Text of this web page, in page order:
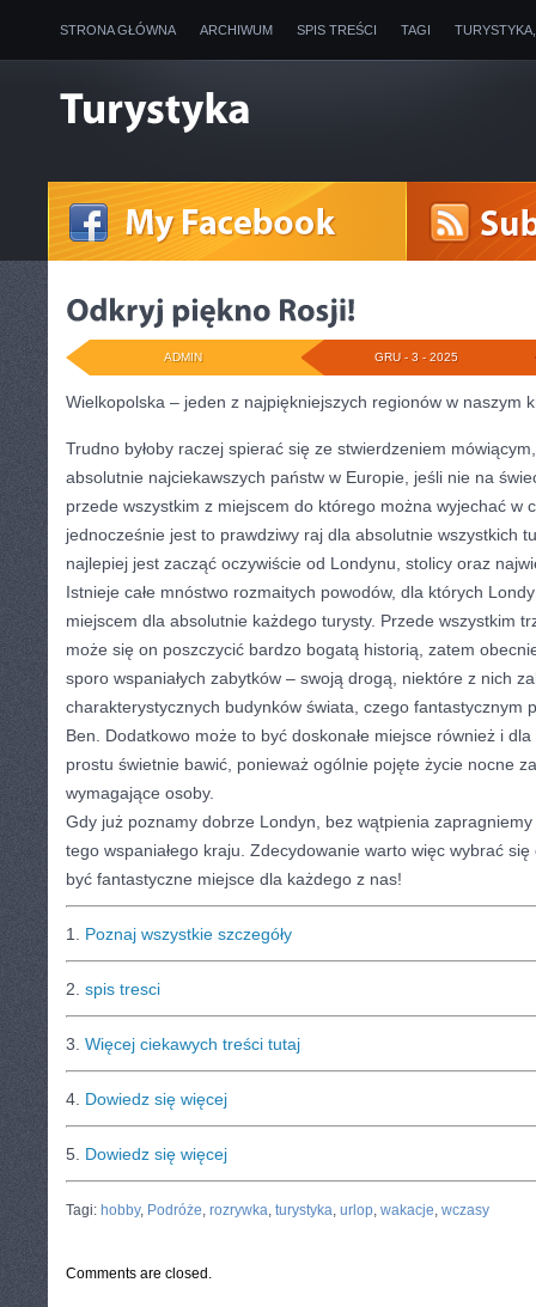
STRONA GŁÓWNA ARCHIWUM SPIS TREŚCI TAGI
GRU - 3 - 2025
ADMIN
Wielkopolska – jeden z najpiękniejszych regionów w naszym
Trudno byłoby raczej spierać się ze stwierdzeniem
absolutnie najciekawszych państw w Europie, jeśli nie na
przede wszystkim z miejscem do którego można wyjechać w
jednocześnie jest to prawdziwy raj dla absolutnie wszystkich
najlepiej jest zacząć oczywiście od Londynu, stolicy oraz
Istnieje całe mnóstwo rozmaitych powodów, dla których
miejscem dla absolutnie każdego turysty. Przede wszystkim
może się on poszczycić bardzo bogatą historią, zatem
sporo wspaniałych zabytków – swoją drogą, niektóre z nich
charakterystycznych budynków świata, czego fantastycznym
Ben. Dodatkowo może to być doskonałe miejsce również i
prostu świetnie bawić, ponieważ ogólnie pojęte życie nocne
wymagające osoby.
Gdy już poznamy dobrze Londyn, bez wątpienia zapragniemy
tego wspaniałego kraju. Zdecydowanie warto więc wybrać
być fantastyczne miejsce dla każdego z nas!
1. Poznaj wszystkie szczegóły
2. spis tresci
3. Więcej ciekawych treści tutaj
4. Dowiedz się więcej
5. Dowiedz się więcej
Tagi: hobby, Podróże, rozrywka, turystyka, urlop, wakacje, wczasy
Comments are closed.